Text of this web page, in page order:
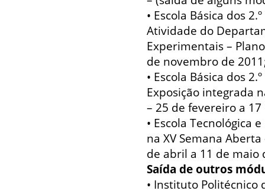
• Escola Básica dos
Atividade do
Experimentais –
de novembro de
• Escola Básica dos
Exposição integrada
– 25 de fevereiro a
• Escola Tecnológica
na XV Semana
de abril a 11 de maio
Saída de outros
• Instituto Politécnico